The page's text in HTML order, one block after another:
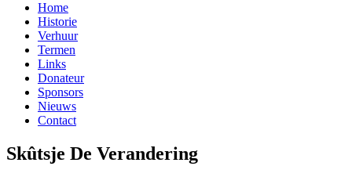
Home
Historie
Verhuur
Termen
Links
Donateur
Sponsors
Nieuws
Contact
Skûtsje De Verandering